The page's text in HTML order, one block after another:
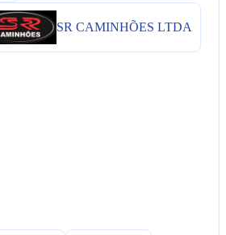
SR CAMINHÕES LTDA